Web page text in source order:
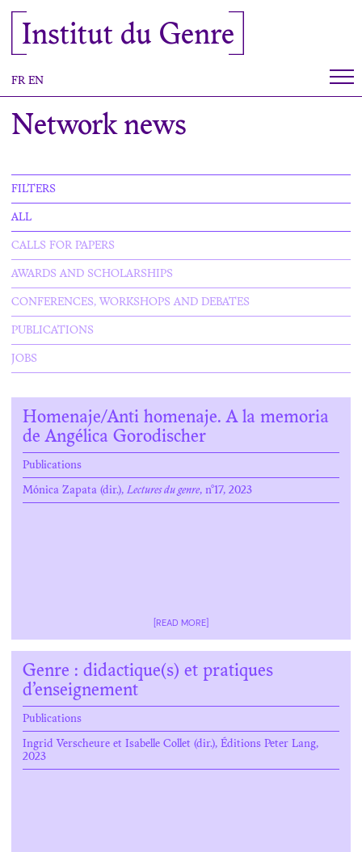
Institut du Genre
FR EN
Network news
FILTERS
ALL
CALLS FOR PAPERS
AWARDS AND SCHOLARSHIPS
CONFERENCES, WORKSHOPS AND DEBATES
PUBLICATIONS
JOBS
Homenaje/Anti homenaje. A la memoria
de Angélica Gorodischer
Publications
Mónica Zapata (dir.), Lectures du genre, n°17, 2023
[READ MORE]
Genre : didactique(s) et pratiques
d’enseignement
Publications
Ingrid Verscheure et Isabelle Collet (dir.), Éditions Peter Lang,
2023